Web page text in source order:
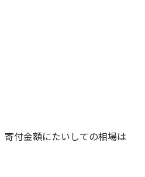
付金額にたいしての相場は